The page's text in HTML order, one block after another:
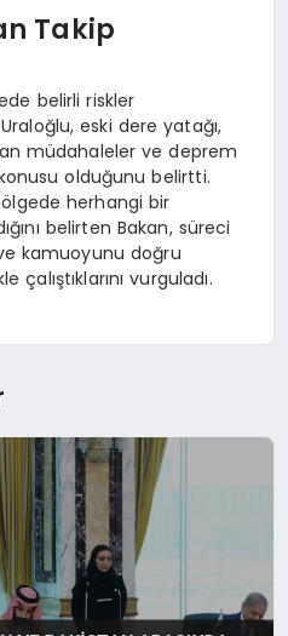
Takip
belirli riskler
eski dere yatağı,
müdahaleler ve deprem
olduğunu belirtti.
herhangi bir
belirten Bakan, süreci
kamuoyunu doğru
çalıştıklarını vurguladı.